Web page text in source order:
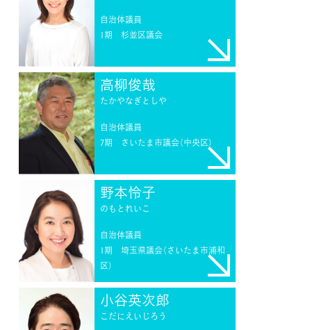
自治体議員
1期杉並区議会
高柳俊哉
たかやなぎとしや
自治体議員
7期 さいたま市議会（中央区）
野本怜子
のもとれいこ
自治体議員
1期埼玉県議会（さいたま市浦和
区）
小谷英次郎
こだにえいじろう